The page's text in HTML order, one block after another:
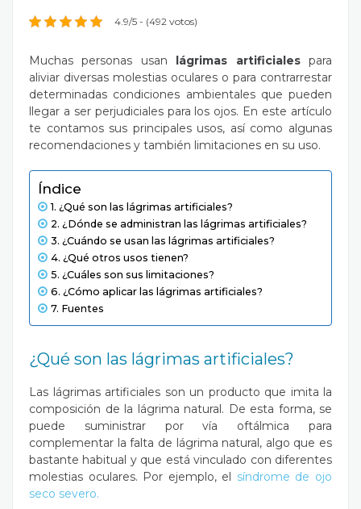
4.9/5 - (492 votos)
Muchas personas usan lágrimas artificialespara
aliviar diversas molestias oculares o para contrarrestar
determinadas condiciones ambientales que pueden
llegar a ser perjudiciales para los ojos. En este artículo
te contamos sus principales usos, así como algunas
recomendaciones y también limitaciones en su uso.
Índice
¿Qué son las lágrimas artificiales?
¿Dónde se administran las lágrimas artificiales?
¿Cuándo se usan las lágrimas artificiales?
¿Qué otros usos tienen?
¿Cuáles son sus limitaciones?
¿Cómo aplicar las lágrimas artificiales?
Fuentes
¿Qué son las lágrimas artificiales?
Las lágrimas artificiales son un producto que imita la
composición de la lágrima natural. De esta forma, se
puede suministrar por vía oftálmica para
complementar la falta de lágrima natural, algo que es
bastante habitual y que está vinculado con diferentes
molestias oculares. Por ejemplo, el síndrome de ojo
seco severo.